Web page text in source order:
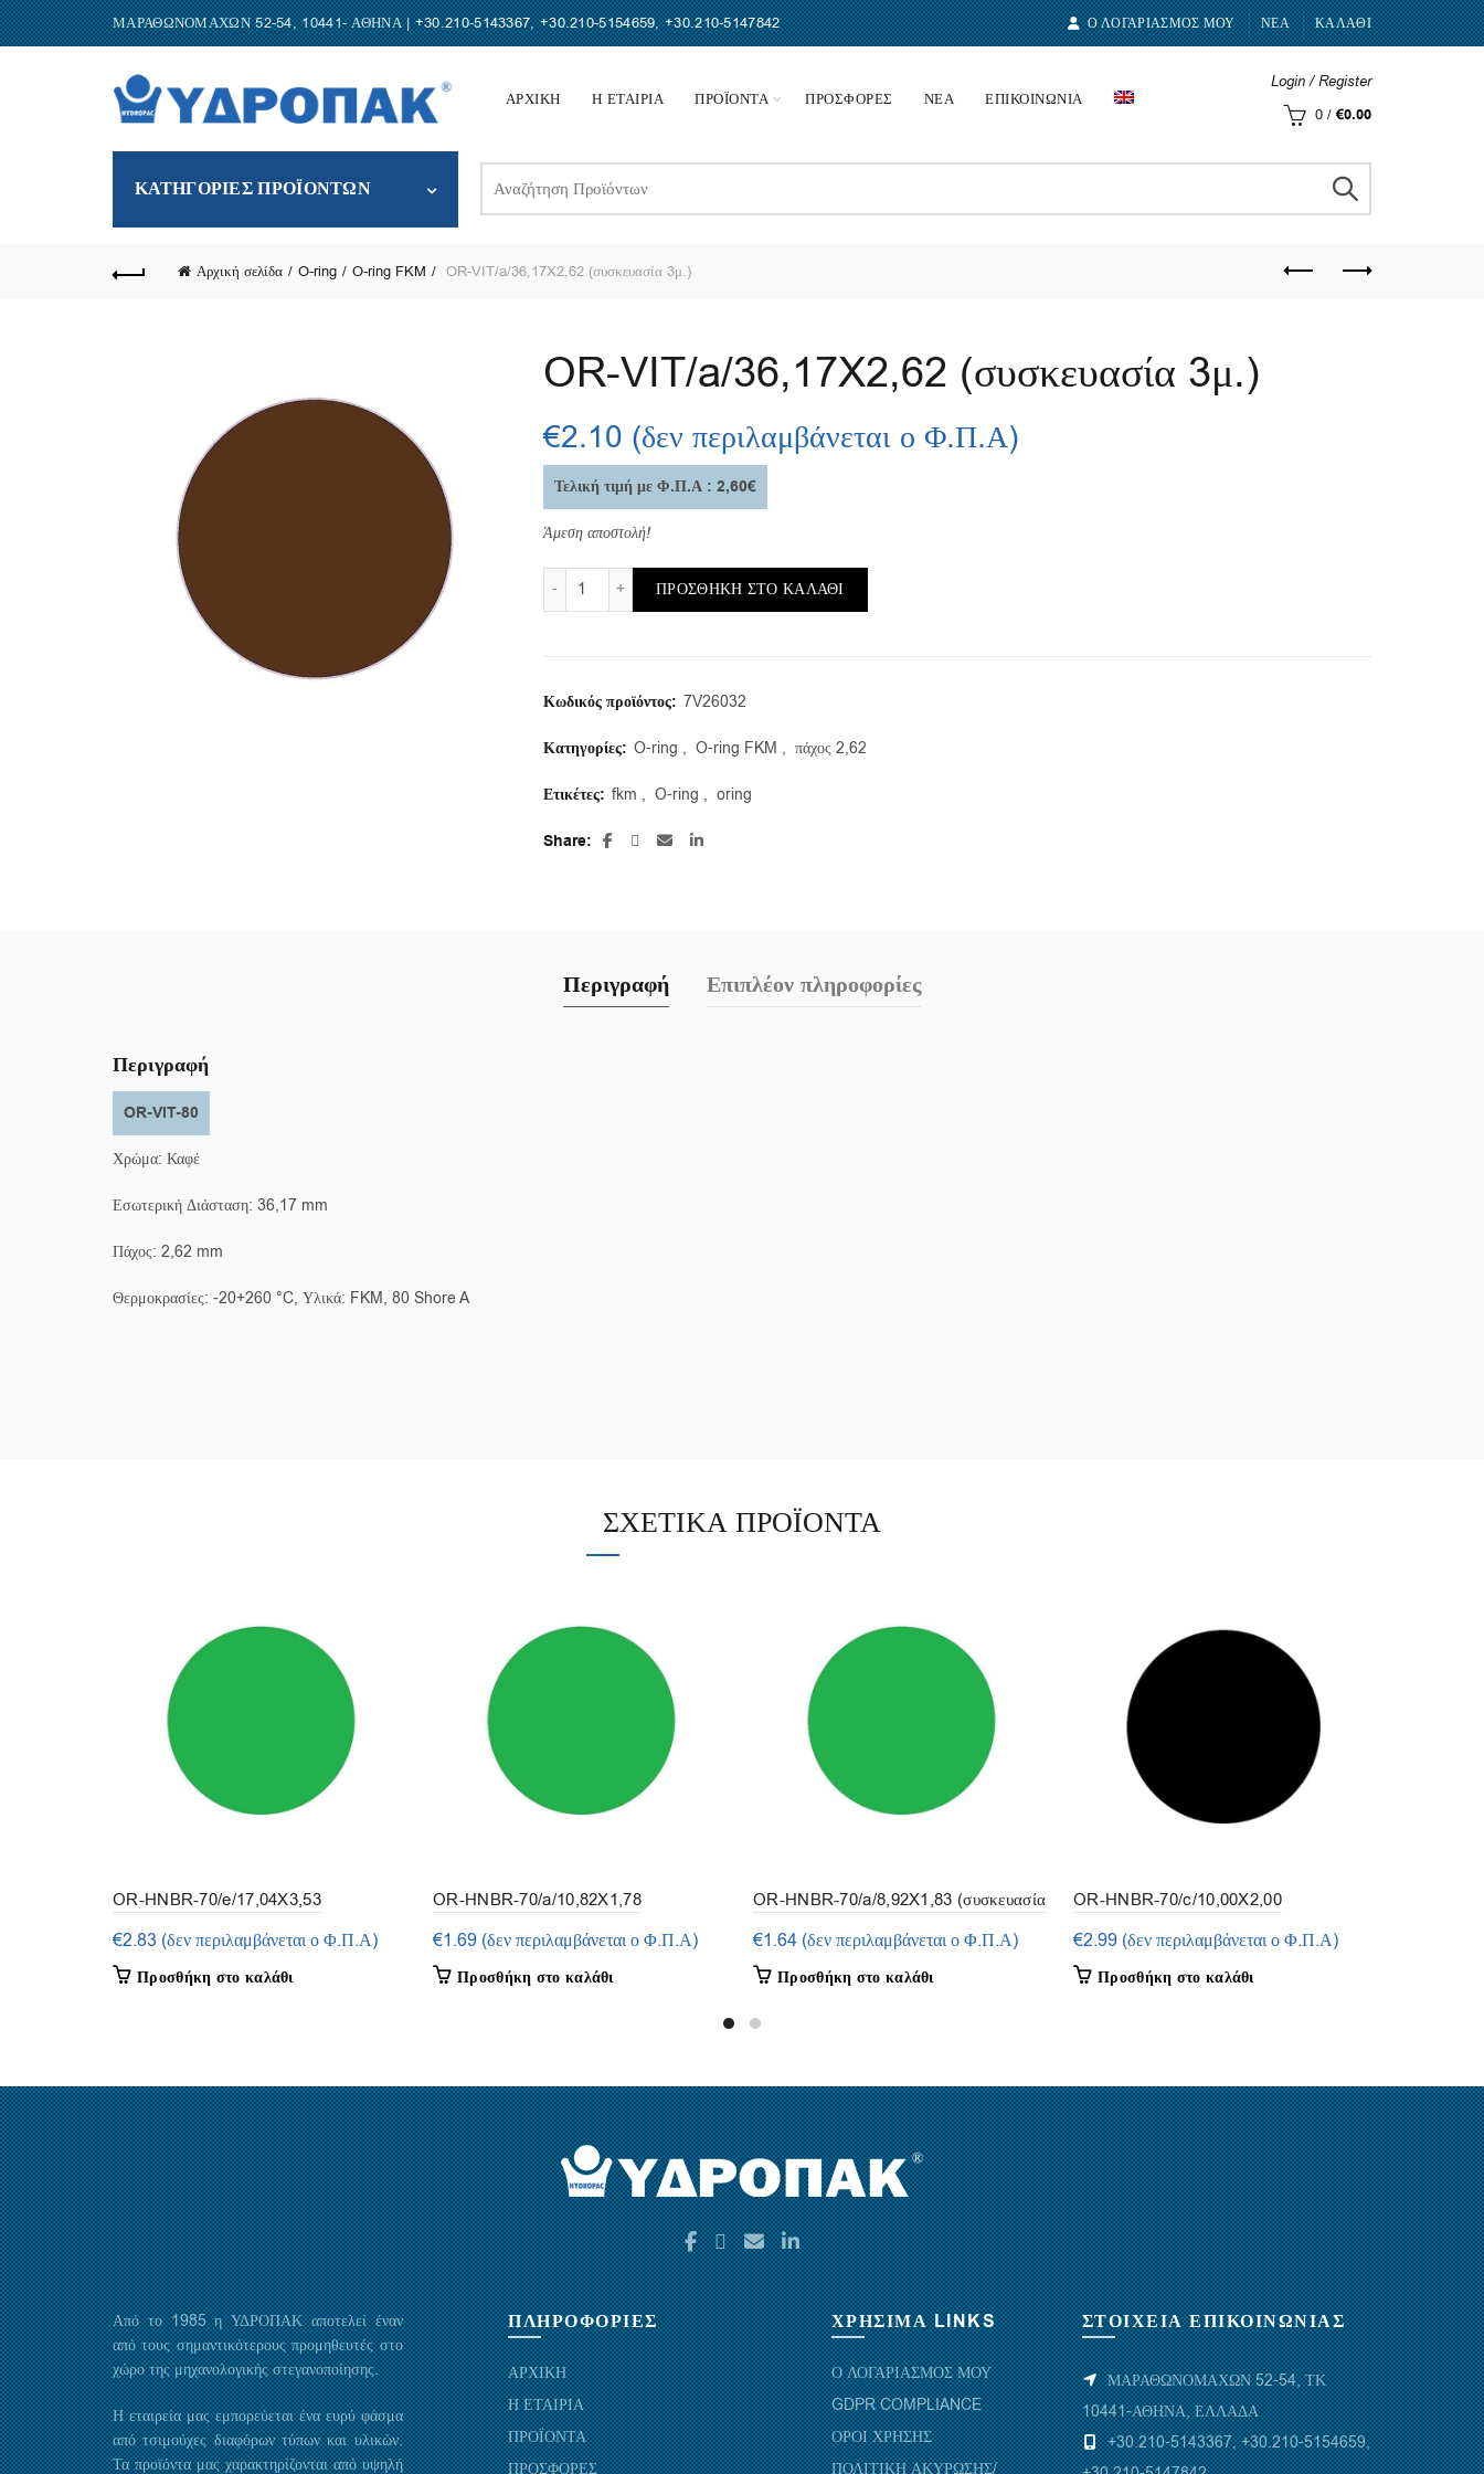
ΜΑΡΑΘΩΝΟΜΑΧΩΝ 52-54, 10441- ΑΘΗΝΑ |+30.210-5143367,+30.210-5154659,+30.210-5147842 Ο ΛΟΓΑΡΙΑΣΜΟΣ ΜΟΥ ΝΕΑ ΚΑΛΑΘΙ
ΑΡΧΙΚΗ Η ΕΤΑΙΡΙΑ ΠΡΟΪΟΝΤΑ ΠΡΟΣΦΟΡΕΣ ΝΕΑ ΕΠΙΚΟΙΝΩΝΙΑ
Login / Register
0 / €0.00
ΚΑΤΗΓΟΡΙΕΣ ΠΡΟΪΟΝΤΩΝ
for:
Αρχική σελίδα O-ring O-ring FKM OR-VIT/a/36,17X2,62 (συσκευασία 3μ.)
OR-VIT/a/36,17X2,62 (συσκευασία 3μ.)
€2.10 (δεν περιλαμβάνεται ο Φ.Π.Α)
Τελική τιμή με Φ.Π.Α : 2,60€
Άμεση αποστολή!
OR-VIT/a/36,17X2,62 (συσκευασία 3μ.) ποσότητα
ΠΡΟΣΘΉΚΗ ΣΤΟ ΚΑΛΆΘΙ
Κωδικός προϊόντος: 7V26032
Κατηγορίες: O-ring , O-ring FKM , πάχος 2,62
Ετικέτες: fkm , O-ring , oring
Share
Περιγραφή Επιπλέον πληροφορίες
Περιγραφή
OR-VIT-80
Χρώμα: Καφέ
Εσωτερική Διάσταση: 36,17 mm
Πάχος: 2,62 mm
Θερμοκρασίες: -20+260 °C, Υλικά: FKM, 80 Shore A
ΣΧΕΤΙΚΆ ΠΡΟΪΌΝΤΑ
OR-HNBR-70/e/17,04X3,53
(συσκευασία 5τμ.)
€2.83 (δεν περιλαμβάνεται ο Φ.Π.Α)
Προσθήκη στο καλάθι
OR-HNBR-70/a/10,82X1,78
(συσκευασία 15τεμ.)
€1.69 (δεν περιλαμβάνεται ο Φ.Π.Α)
Προσθήκη στο καλάθι
OR-HNBR-70/a/8,92X1,83 (συσκευασία
15τμ.)
€1.64 (δεν περιλαμβάνεται ο Φ.Π.Α)
Προσθήκη στο καλάθι
OR-HNBR-70/c/10,00X2,00
(συσκευασία 15τμ.)
€2.99 (δεν περιλαμβάνεται ο Φ.Π.Α)
Προσθήκη στο καλάθι
Από το 1985 η ΥΔΡΟΠΑΚ αποτελεί έναν
από τους σημαντικότερους προμηθευτές στο
χώρο της μηχανολογικής στεγανοποίησης.
Η εταιρεία μας εμπορεύεται ένα ευρύ φάσμα
από τσιμούχες διαφόρων τύπων και υλικών.
Τα προϊόντα μας χαρακτηρίζονται από υψηλή
ΠΛΗΡΟΦΟΡΙΕΣ
ΑΡΧΙΚΗ
Η ΕΤΑΙΡΙΑ
ΠΡΟΪΟΝΤΑ
ΠΡΟΣΦΟΡΕΣ
ΧΡΗΣΙΜΑ LINKS
Ο ΛΟΓΑΡΙΑΣΜΟΣ ΜΟΥ
GDPR COMPLIANCE
ΟΡΟΙ ΧΡΗΣΗΣ
ΠΟΛΙΤΙΚΗ ΑΚΥΡΩΣΗΣ/
ΣΤΟΙΧΕΙΑ ΕΠΙΚΟΙΝΩΝΙΑΣ
ΜΑΡΑΘΩΝΟΜΑΧΩΝ 52-54, ΤΚ
10441-ΑΘΗΝΑ, ΕΛΛΑΔΑ
+30.210-5143367,+30.210-5154659,